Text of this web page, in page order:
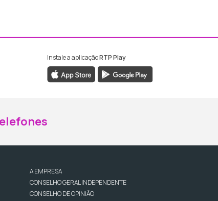
da RTP Madeira
da RTP Madeira
Instale a aplicaçãoRTP Play
A EMPRESA
CONSELHO GERAL INDEPENDENTE
CONSELHO DE OPINIÃO